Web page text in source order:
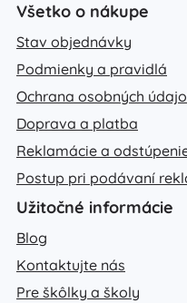
Všetko o nákupe
Stav objednávky
Podmienky a pravidlá
Ochrana osobných
Doprava a platba
Reklamácie a
Postup pri podávaní
Užitočné informácie
Blog
Kontaktujte nás
Pre škôlky a školy